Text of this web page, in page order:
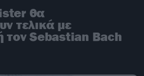
θα
τελικά με
τον Sebastian Bach